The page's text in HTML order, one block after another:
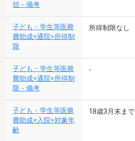
担－備考
子ども・学生等医療
費助成<通院>所得制
限
所得制限なし
子ども・学生等医療
費助成<通院>所得制
限－備考
-
子ども・学生等医療
費助成<入院>対象年
齢
18歳3月末まで